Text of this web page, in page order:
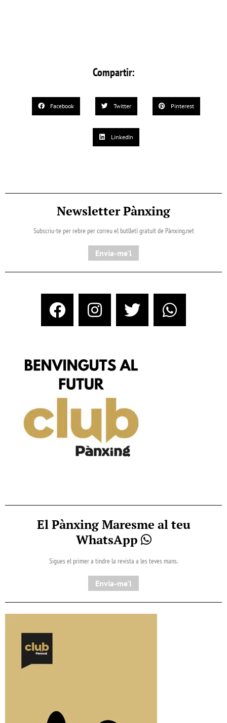
Compartir:
Facebook Twitter Pinterest
LinkedIn
Newsletter Pànxing
Subscriu-te per rebre per correu el butlletí gratuït de Pànxing.net​
Envia-me'l
El Pànxing Maresme al teu
WhatsApp
Sigues el primer a tindre la revista a les teves mans.
Envia-me'l